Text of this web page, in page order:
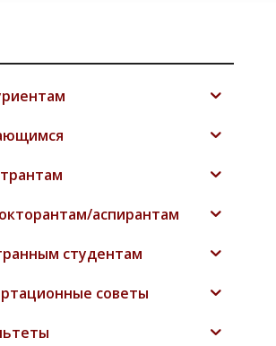
аспирантам
студентам
советы